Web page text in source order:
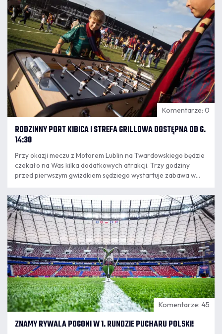
Komentarze: 0
RODZINNY PORT KIBICA I STREFA GRILLOWA DOSTĘPNA OD G.
14:30
Przy okazji meczu z Motorem Lublin na Twardowskiego będzie
czekało na Was kilka dodatkowych atrakcji. Trzy godziny
przed pierwszym gwizdkiem sędziego wystartuje zabawa w
06.08
18:10
Komentarze: 45
ZNAMY RYWALA POGONI W 1. RUNDZIE PUCHARU POLSKI!